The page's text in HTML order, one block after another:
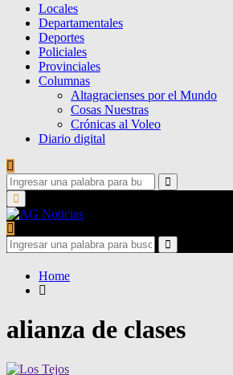
Locales
Departamentales
Deportes
Policiales
Provinciales
Columnas
Altagracienses por el Mundo
Cosas Nuestras
Crónicas al Voleo
Diario digital
Search
for:
Search
Primary
Menu
Search
for:
Search
Home
alianza de clases